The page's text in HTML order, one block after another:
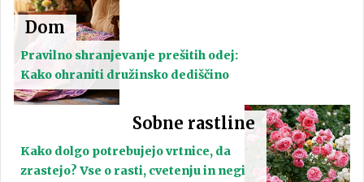
Dom
Pravilno shranjevanje prešitih odej:
Kako ohraniti družinsko dediščino
Sobne rastline
Kako dolgo potrebujejo vrtnice, da
zrastejo? Vse o rasti, cvetenju in negi